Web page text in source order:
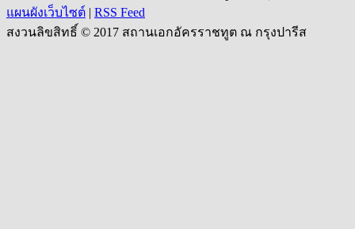
แผนผังเว็บไซต์ | RSS Feed
สงวนลิขสิทธิ์ © 2017 สถานเอกอัครราชทูต ณ กรุงปารีส